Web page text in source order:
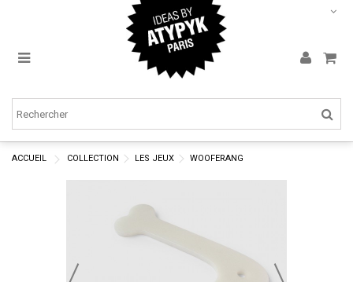
ACCUEIL COLLECTION LES JEUX WOOFERANG